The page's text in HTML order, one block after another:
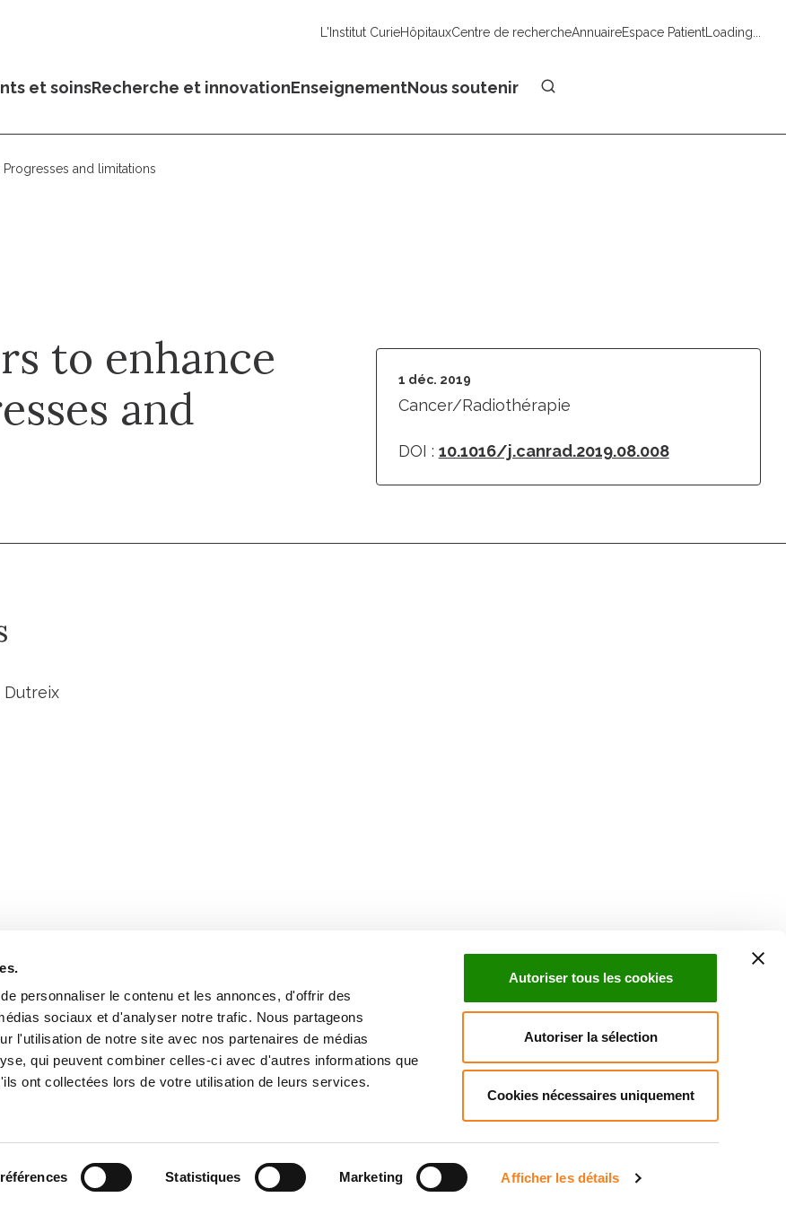
personnaliser le contenu et les annonces, d'offrir des
sociaux et d'analyser notre trafic. Nous partageons
l'utilisation de notre site avec nos partenaires de médias
qui peuvent combiner celles-ci avec d'autres informations que
ont collectées lors de votre utilisation de leurs services.
Statistiques Marketing Afficher les détails
Autoriser tous les cookies
Autoriser la sélection
Cookies nécessaires uniquement
L'Institut CurieHôpitauxCentre de rechercheAnnuaireEspace PatientLoading...
et soinsRecherche et innovationEnseignementNous soutenir
and limitations
to enhance
and
1 déc. 2019
Cancer/Radiothérapie
DOI : 10.1016/j.canrad.2019.08.008
Dutreix
Inscrivez-vous à la newsletter
ActualitésDroits du patient
Mentions légalesPolitique des données personnellesGestion des cookiesSignalement